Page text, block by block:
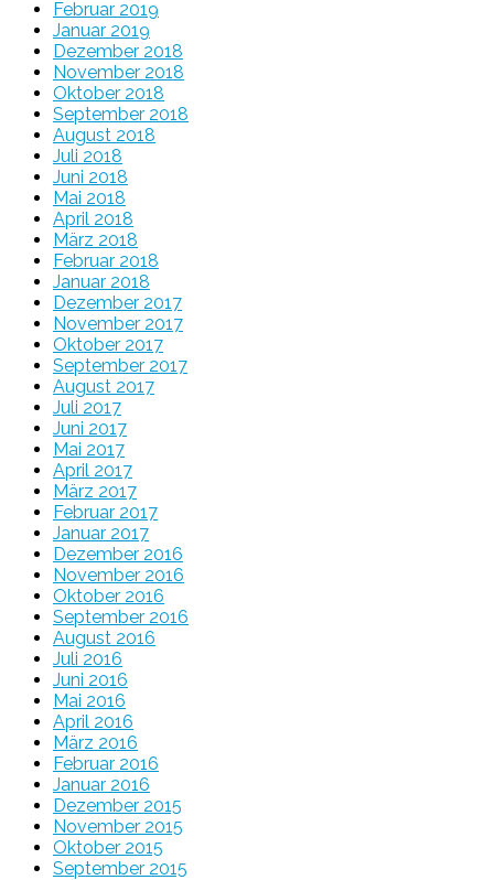
Februar 2019
Januar 2019
Dezember 2018
November 2018
Oktober 2018
September 2018
August 2018
Juli 2018
Juni 2018
Mai 2018
April 2018
März 2018
Februar 2018
Januar 2018
Dezember 2017
November 2017
Oktober 2017
September 2017
August 2017
Juli 2017
Juni 2017
Mai 2017
April 2017
März 2017
Februar 2017
Januar 2017
Dezember 2016
November 2016
Oktober 2016
September 2016
August 2016
Juli 2016
Juni 2016
Mai 2016
April 2016
März 2016
Februar 2016
Januar 2016
Dezember 2015
November 2015
Oktober 2015
September 2015